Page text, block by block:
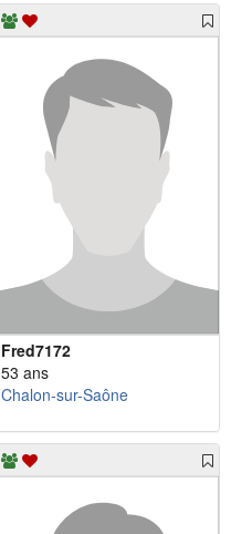
Fred7172
53 ans
Chalon-sur-Saône